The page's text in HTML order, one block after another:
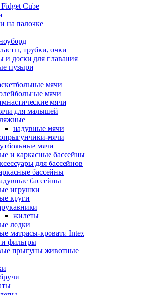
Cube
на палочке
трубки, очки
и доски для плавания
пузыри
мячи
мячи
мячи
для малышей
надувные мячи
мячи
мячи
и каркасные бассейны
для бассейнов
бассейны
бассейны
игрушки
круги
жилеты
лодки
матрасы-кровати Intex
фильтры
прыгуны животные